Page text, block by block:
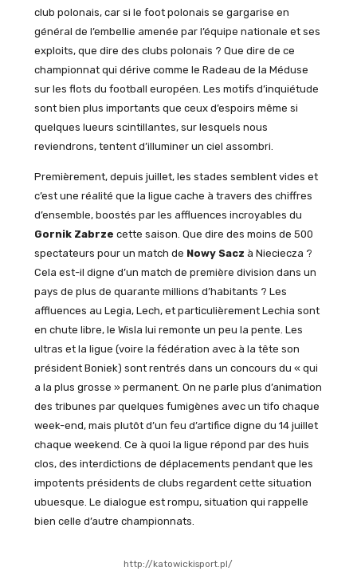
club polonais, car si le foot polonais se gargarise en
général de l’embellie amenée par l’équipe nationale et ses
exploits, que dire des clubs polonais ? Que dire de ce
championnat qui dérive comme le Radeau de la Méduse
sur les flots du football européen. Les motifs d’inquiétude
sont bien plus importants que ceux d’espoirs même si
quelques lueurs scintillantes, sur lesquels nous
reviendrons, tentent d’illuminer un ciel assombri.
Premièrement, depuis juillet, les stades semblent vides et
c’est une réalité que la ligue cache à travers des chiffres
d’ensemble, boostés par les affluences incroyables du
Gornik Zabrze cette saison. Que dire des moins de 500
spectateurs pour un match de Nowy Sacz à Nieciecza ?
Cela est-il digne d’un match de première division dans un
pays de plus de quarante millions d’habitants ? Les
affluences au Legia, Lech, et particulièrement Lechia sont
en chute libre, le Wisla lui remonte un peu la pente. Les
ultras et la ligue (voire la fédération avec à la tête son
président Boniek) sont rentrés dans un concours du « qui
a la plus grosse » permanent. On ne parle plus d’animation
des tribunes par quelques fumigènes avec un tifo chaque
week-end, mais plutôt d’un feu d’artifice digne du 14 juillet
chaque weekend. Ce à quoi la ligue répond par des huis
clos, des interdictions de déplacements pendant que les
impotents présidents de clubs regardent cette situation
ubuesque. Le dialogue est rompu, situation qui rappelle
bien celle d’autre championnats.
http://katowickisport.pl/